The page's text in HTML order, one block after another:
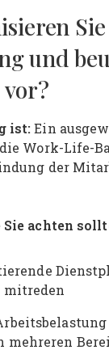
und
ist:Ein
Work-Life-
der
achten
mitreden
mehreren